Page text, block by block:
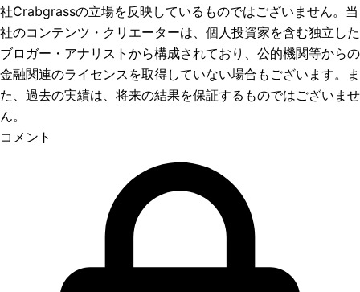
社Crabgrassの立場を反映しているものではございません。当
社のコンテンツ・クリエーターは、個人投資家を含む独立した
ブロガー・アナリストから構成されており、公的機関等からの
金融関連のライセンスを取得していない場合もございます。ま
た、過去の実績は、将来の結果を保証するものではございませ
ん。
コメント